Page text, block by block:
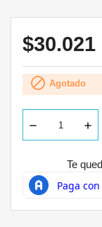
$30.021
 Agotado
Te